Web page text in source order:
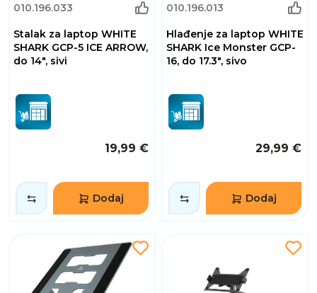
010.196.033
Stalak za laptop WHITE
SHARK GCP-5 ICE ARROW,
do 14", sivi
19,99 €
Dodaj
010.196.013
Hlađenje za laptop WHITE
SHARK Ice Monster GCP-
16, do 17.3", sivo
29,99 €
Dodaj